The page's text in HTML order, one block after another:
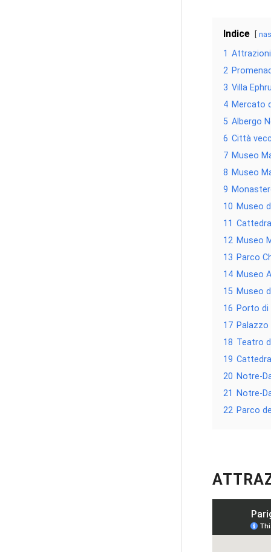
Indice
1
2
3 Villa
4 Mercato
5 Albergo
6 Città
7 Museo
8 Museo
9
10 Museo
11
12 Museo
13 Parco
14 Museo
15 Museo
16 Porto di
17 Palazzo
18 Teatro
19
20 Notre-
21
Notre-
22 Parco